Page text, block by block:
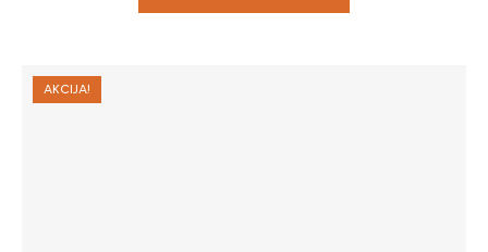
AKCIJA!